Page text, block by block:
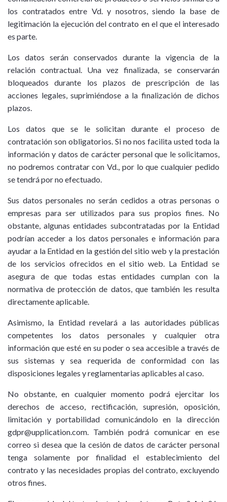
los contratados entre Vd. y nosotros, siendo la base de
legitimación la ejecución del contrato en el que el interesado
es parte.
Los datos serán conservados durante la vigencia de la
relación contractual. Una vez finalizada, se conservarán
bloqueados durante los plazos de prescripción de las
acciones legales, suprimiéndose a la finalización de dichos
plazos.
Los datos que se le solicitan durante el proceso de
contratación son obligatorios. Si no nos facilita usted toda la
información y datos de carácter personal que le solicitamos,
no podremos contratar con Vd., por lo que cualquier pedido
se tendrá por no efectuado.
Sus datos personales no serán cedidos a otras personas o
empresas para ser utilizados para sus propios fines. No
obstante, algunas entidades subcontratadas por la Entidad
podrían acceder a los datos personales e información para
ayudar a la Entidad en la gestión del sitio web y la prestación
de los servicios ofrecidos en el sitio web. La Entidad se
asegura de que todas estas entidades cumplan con la
normativa de protección de datos, que también les resulta
directamente aplicable.
Asimismo, la Entidad revelará a las autoridades públicas
competentes los datos personales y cualquier otra
información que esté en su poder o sea accesible a través de
sus sistemas y sea requerida de conformidad con las
disposiciones legales y reglamentarias aplicables al caso.
No obstante, en cualquier momento podrá ejercitar los
derechos de acceso, rectificación, supresión, oposición,
limitación y portabilidad comunicándolo en la dirección
gdpr@upplication.com. También podrá comunicar en ese
correo si desea que la cesión de datos de carácter personal
tenga solamente por finalidad el establecimiento del
contrato y las necesidades propias del contrato, excluyendo
otros fines.